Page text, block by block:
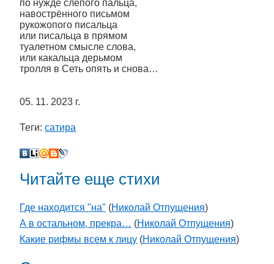
по нужде слепого пальца,
навострённого письмом
рукожопого писальца
или писальца в прямом
туалетном смысле слова,
или какальца дерьмом
тролля в Сеть опять и снова…
05. 11. 2023 г.
Теги: сатира
Читайте еще стихи
Где находится "на" (Николай Отпущения)
А в остальном, прекра… (Николай Отпущения)
Какие рифмы всем к лицу (Николай Отпущения)